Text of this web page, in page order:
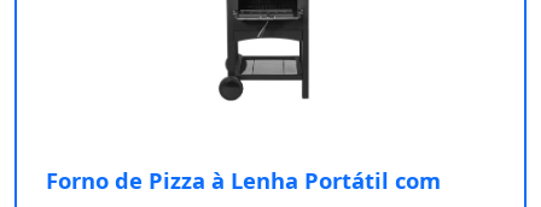
Forno de Pizza à Lenha Portátil com